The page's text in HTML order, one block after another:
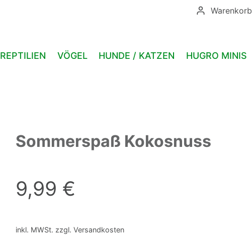
Warenkorb
REPTILIEN VÖGEL HUNDE / KATZEN HUGRO MINIS
Sommerspaß Kokosnuss
9,99 €
inkl. MWSt. zzgl. Versandkosten